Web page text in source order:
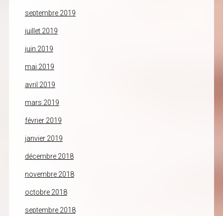
septembre 2019
juillet 2019
juin 2019
mai 2019
avril 2019
mars 2019
février 2019
janvier 2019
décembre 2018
novembre 2018
octobre 2018
septembre 2018